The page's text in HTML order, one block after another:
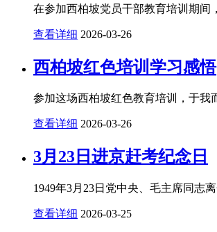
在参加西柏坡党员干部教育培训期间
查看详细 2026-03-26
西柏坡红色培训学习感悟
参加这场西柏坡红色教育培训，于我
查看详细 2026-03-26
3月23日进京赶考纪念日
1949年3月23日党中央、毛主席同志
查看详细 2026-03-25